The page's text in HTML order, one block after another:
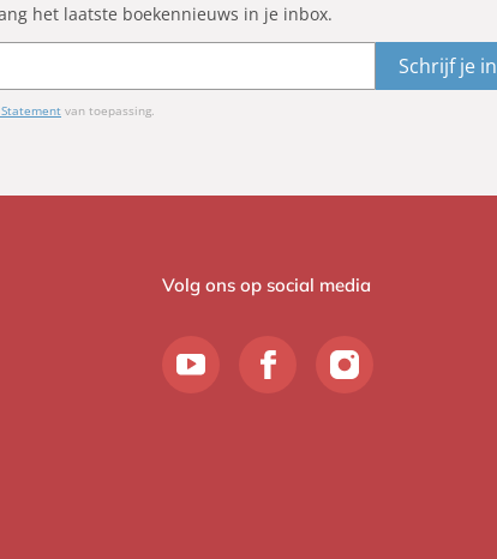
het laatste boekennieuws in je inbox.
Schrijf je in
Statementvan toepassing.
Volg ons op social media